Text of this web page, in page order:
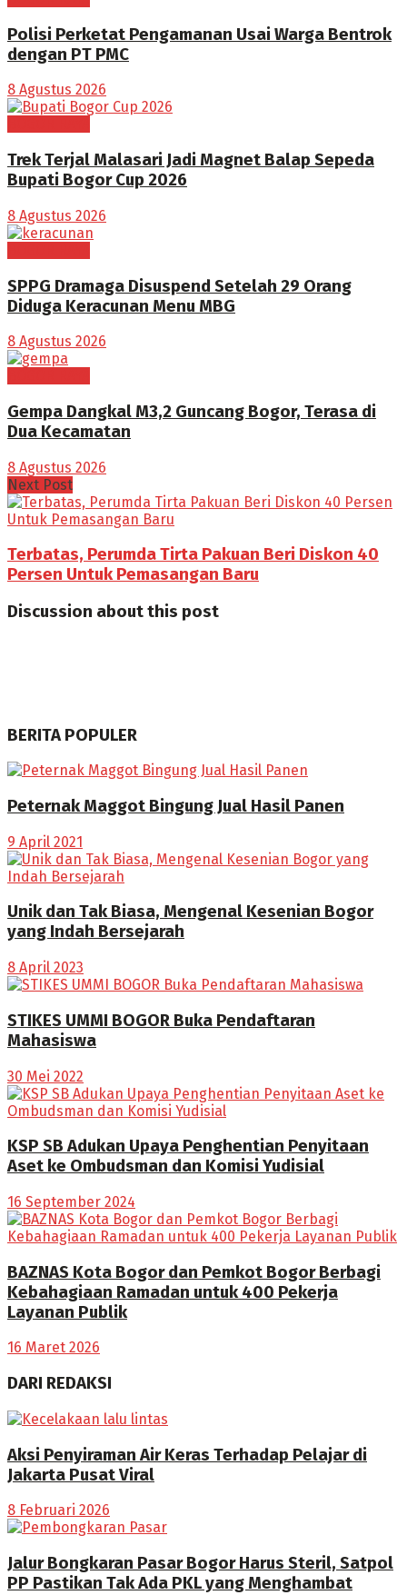
Polisi Perketat Pengamanan Usai Warga Bentrok
dengan PT PMC
8 Agustus 2026
Trek Terjal Malasari Jadi Magnet Balap Sepeda
Bupati Bogor Cup 2026
8 Agustus 2026
SPPG Dramaga Disuspend Setelah 29 Orang
Diduga Keracunan Menu MBG
8 Agustus 2026
Gempa Dangkal M3,2 Guncang Bogor, Terasa di
Dua Kecamatan
8 Agustus 2026
Next Post
Terbatas, Perumda Tirta Pakuan Beri Diskon 40
Persen Untuk Pemasangan Baru
Discussion about this post
BERITA POPULER
Peternak Maggot Bingung Jual Hasil Panen
9 April 2021
Unik dan Tak Biasa, Mengenal Kesenian Bogor
yang Indah Bersejarah
8 April 2023
STIKES UMMI BOGOR Buka Pendaftaran
Mahasiswa
30 Mei 2022
KSP SB Adukan Upaya Penghentian Penyitaan
Aset ke Ombudsman dan Komisi Yudisial
16 September 2024
BAZNAS Kota Bogor dan Pemkot Bogor Berbagi
Kebahagiaan Ramadan untuk 400 Pekerja
Layanan Publik
16 Maret 2026
DARI REDAKSI
Aksi Penyiraman Air Keras Terhadap Pelajar di
Jakarta Pusat Viral
8 Februari 2026
Jalur Bongkaran Pasar Bogor Harus Steril, Satpol
PP Pastikan Tak Ada PKL yang Menghambat